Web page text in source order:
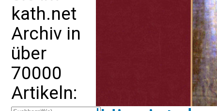
kath.net
Archiv in
über
70000
Artikeln: